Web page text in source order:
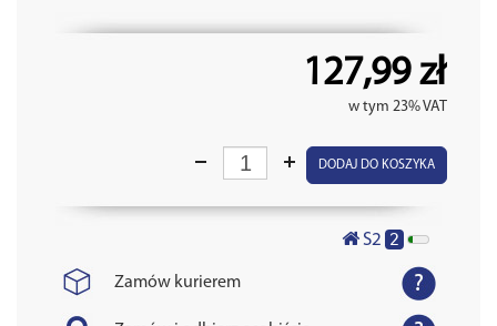
127,99 zł
w tym 23% VAT
DODAJ DO KOSZYKA
S2 2
Zamów kurierem